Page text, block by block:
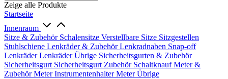
Zeige alle Produkte
Startseite
Innenraum
Sitze & Zubehör Schalensitze Verstellbare Sitze Sitzgestellen
Stuhlschiene Lenkräder & ZubehörLenkradnaben Snap-off
LenkräderLenkräder Übrige Sicherheitsgurten & Zubehör
Sicherheitsgurt Sicherheitsgurt Zubehör SchaltknaufMeter &
ZubehörMeterInstrumentenhalterMeter Übrige